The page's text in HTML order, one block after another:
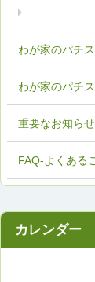
FAQ-よくある
わが家のパチ
わが家のパチ
重要なお知らせ